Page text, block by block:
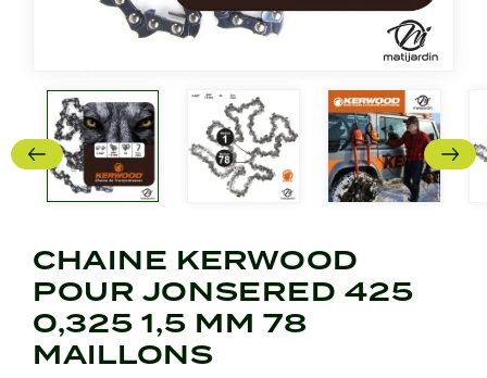
CHAINE KERWOOD
POUR JONSERED 425
0,325 1,5 MM 78
MAILLONS